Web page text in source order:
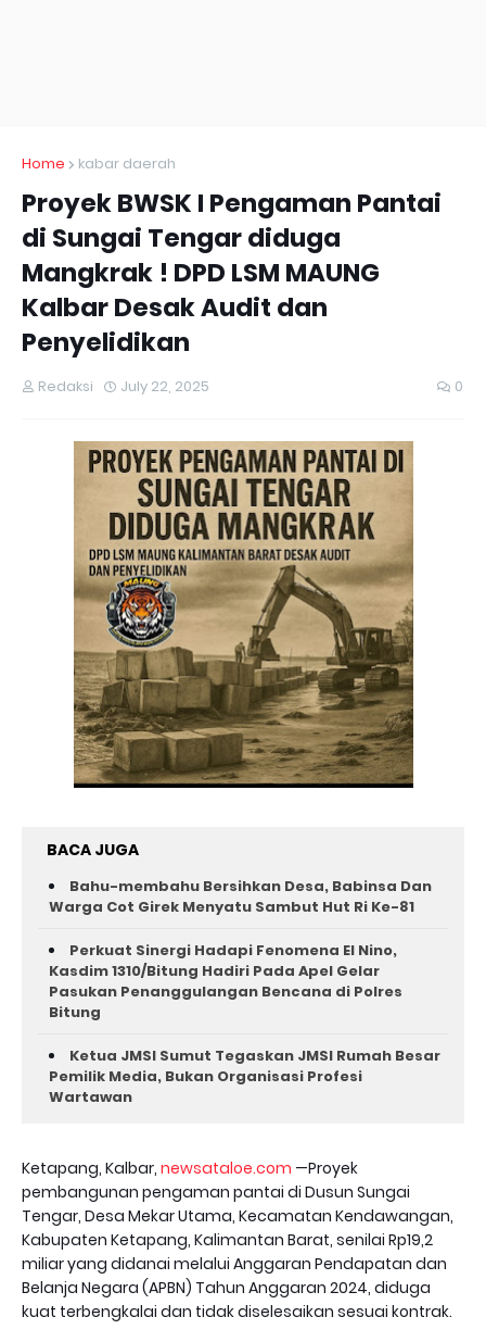
Home kabar daerah
Proyek BWSK I Pengaman Pantai
di Sungai Tengar diduga
Mangkrak ! DPD LSM MAUNG
Kalbar Desak Audit dan
Penyelidikan
Redaksi July 22, 2025 0
BACA JUGA
Bahu-membahu Bersihkan Desa, Babinsa Dan
Warga Cot Girek Menyatu Sambut Hut Ri Ke-81 ‎
Perkuat Sinergi Hadapi Fenomena El Nino,
Kasdim 1310/Bitung Hadiri Pada Apel Gelar
Pasukan Penanggulangan Bencana di Polres
Bitung
Ketua JMSI Sumut Tegaskan JMSI Rumah Besar
Pemilik Media, Bukan Organisasi Profesi
Wartawan
Ketapang, Kalbar, newsataloe.com —Proyek
pembangunan pengaman pantai di Dusun Sungai
Tengar, Desa Mekar Utama, Kecamatan Kendawangan,
Kabupaten Ketapang, Kalimantan Barat, senilai Rp19,2
miliar yang didanai melalui Anggaran Pendapatan dan
Belanja Negara (APBN) Tahun Anggaran 2024, diduga
kuat terbengkalai dan tidak diselesaikan sesuai kontrak.